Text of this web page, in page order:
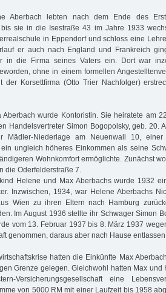
Aberbach lebten nach dem Ende des
bis sie in die Isestraße 43 im Jahre 1933
in Eppendorf und schloss eine
er auch nach England und Frankreich
in die Firma seines Vaters ein. Dort war
ohne in einem formellen
der Korsettfirma (Otto Trier Nachfolger)
Aberbach wurde Kontoristin. Sie heiratete am
Handelsvertreter Simon Bogopolsky, geb. 20.
Mädler-Niederlage am Neuenwall 10, einer
ungleich höheres Einkommen als seine
Wohnkomfort ermöglichte. Zunächst
die Oderfelderstraße 7.
Helene und Max Aberbachs wurde 1932
Inzwischen, 1934, war Helene Aberbachs
Wien zu ihren Eltern nach Hamburg
Im August 1936 stellte ihr Schwager Simon
vom 13. Februar 1937 bis 8. März 1937
genommen, daraus aber nach Hause
hatten die Einkünfte Max
Grenze gelegen. Gleichwohl hatten Max und
Versicherungsgesellschaft eine
von 5000 RM mit einer Laufzeit bis 1958